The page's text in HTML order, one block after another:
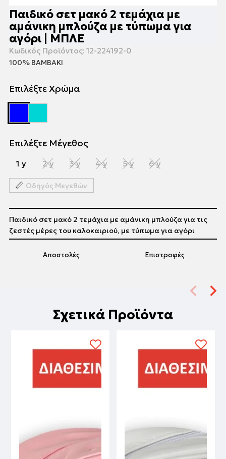
Παιδικό σετ μακό 2 τεμάχια με
αμάνικη μπλούζα με τύπωμα για
αγόρι | ΜΠΛΕ
Κωδικός Προϊόντος: 12-224192-0
100% ΒΑΜΒΑΚΙ
Επιλέξτε Χρώμα
Επιλέξτε Μέγεθος
1 y 2 y 3 y 4 y 5 y 6 y
Οδηγός Μεγεθών
Αποστολές Επιστροφές
Παιδικό σετ μακό 2 τεμάχια με αμάνικη μπλούζα για τις
ζεστές μέρες του καλοκαιριού, με τύπωμα για αγόρι
Σχετικά Προϊόντα